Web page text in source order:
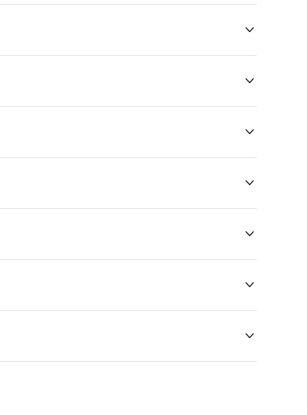






